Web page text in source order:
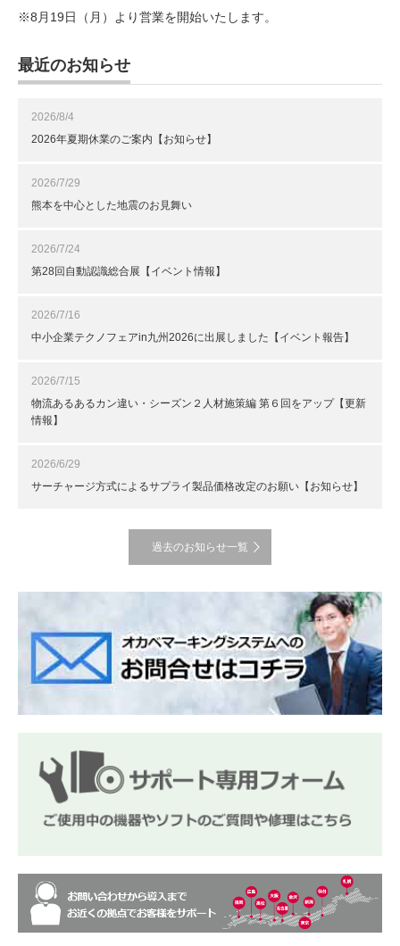
※8月19日（月）より営業を開始いたします。
最近のお知らせ
2026/8/4
2026年夏期休業のご案内【お知らせ】
2026/7/29
熊本を中心とした地震のお見舞い
2026/7/24
第28回自動認識総合展【イベント情報】
2026/7/16
中小企業テクノフェアin九州2026に出展しました【イベント報告】
2026/7/15
物流あるあるカン違い・シーズン２人材施策編 第６回をアップ【更新
情報】
2026/6/29
サーチャージ方式によるサプライ製品価格改定のお願い【お知らせ】
過去のお知らせ一覧